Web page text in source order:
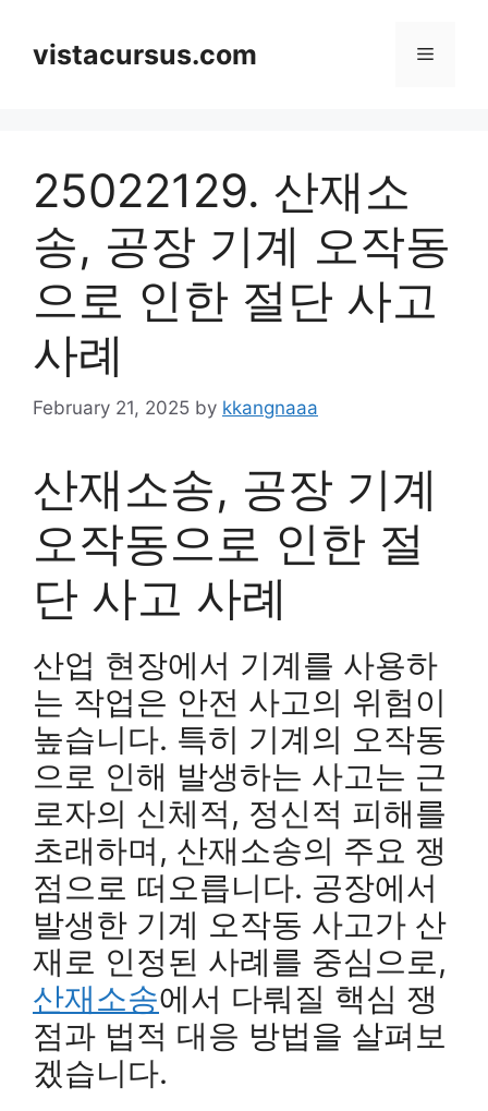
contentvistacursus.com Menu
25022129. 산재소
송, 공장 기계 오작동
으로 인한 절단 사고
사례
February 21, 2025 by kkangnaaa
산재소송, 공장 기계
오작동으로 인한 절
단 사고 사례
산업 현장에서 기계를 사용하
는 작업은 안전 사고의 위험이
높습니다. 특히 기계의 오작동
으로 인해 발생하는 사고는 근
로자의 신체적, 정신적 피해를
초래하며, 산재소송의 주요 쟁
점으로 떠오릅니다. 공장에서
발생한 기계 오작동 사고가 산
재로 인정된 사례를 중심으로,
산재소송에서 다뤄질 핵심 쟁
점과 법적 대응 방법을 살펴보
겠습니다.